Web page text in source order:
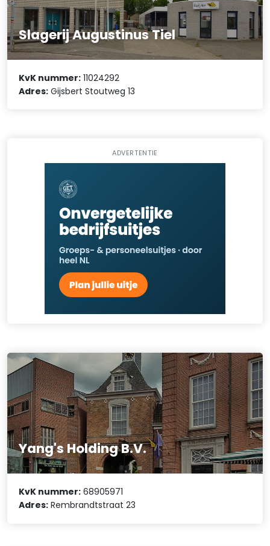
Slagerij Augustinus Tiel
KvK nummer: 11024292
Adres: Gijsbert Stoutweg 13
ADVERTENTIE
Yang's Holding B.V.
KvK nummer: 68905971
Adres: Rembrandtstraat 23